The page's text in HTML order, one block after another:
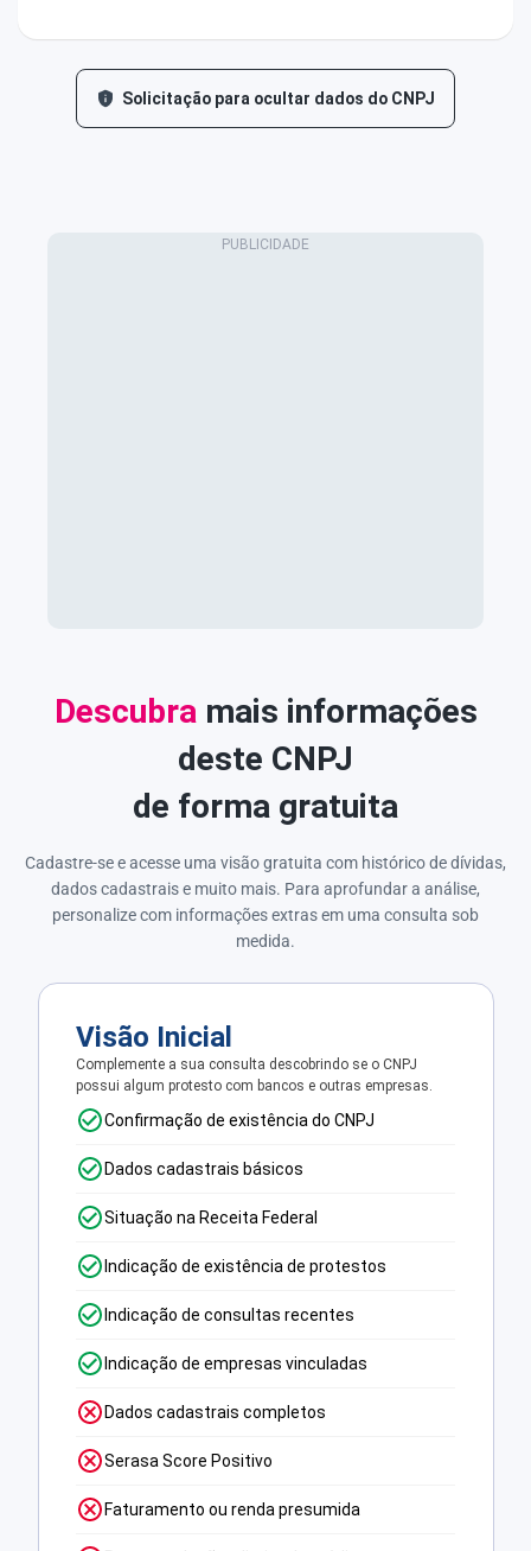
Solicitação para ocultar dados do CNPJ
Descubra mais informações
deste CNPJ
de forma gratuita
Cadastre-se e acesse uma visão gratuita com histórico de dívidas,
dados cadastrais e muito mais. Para aprofundar a análise,
personalize com informações extras em uma consulta sob
medida.
Visão Inicial
Complemente a sua consulta descobrindo se o CNPJ
possui algum protesto com bancos e outras empresas.
Confirmação de existência do CNPJ
Dados cadastrais básicos
Situação na Receita Federal
Indicação de existência de protestos
Indicação de consultas recentes
Indicação de empresas vinculadas
Dados cadastrais completos
Serasa Score Positivo
Faturamento ou renda presumida